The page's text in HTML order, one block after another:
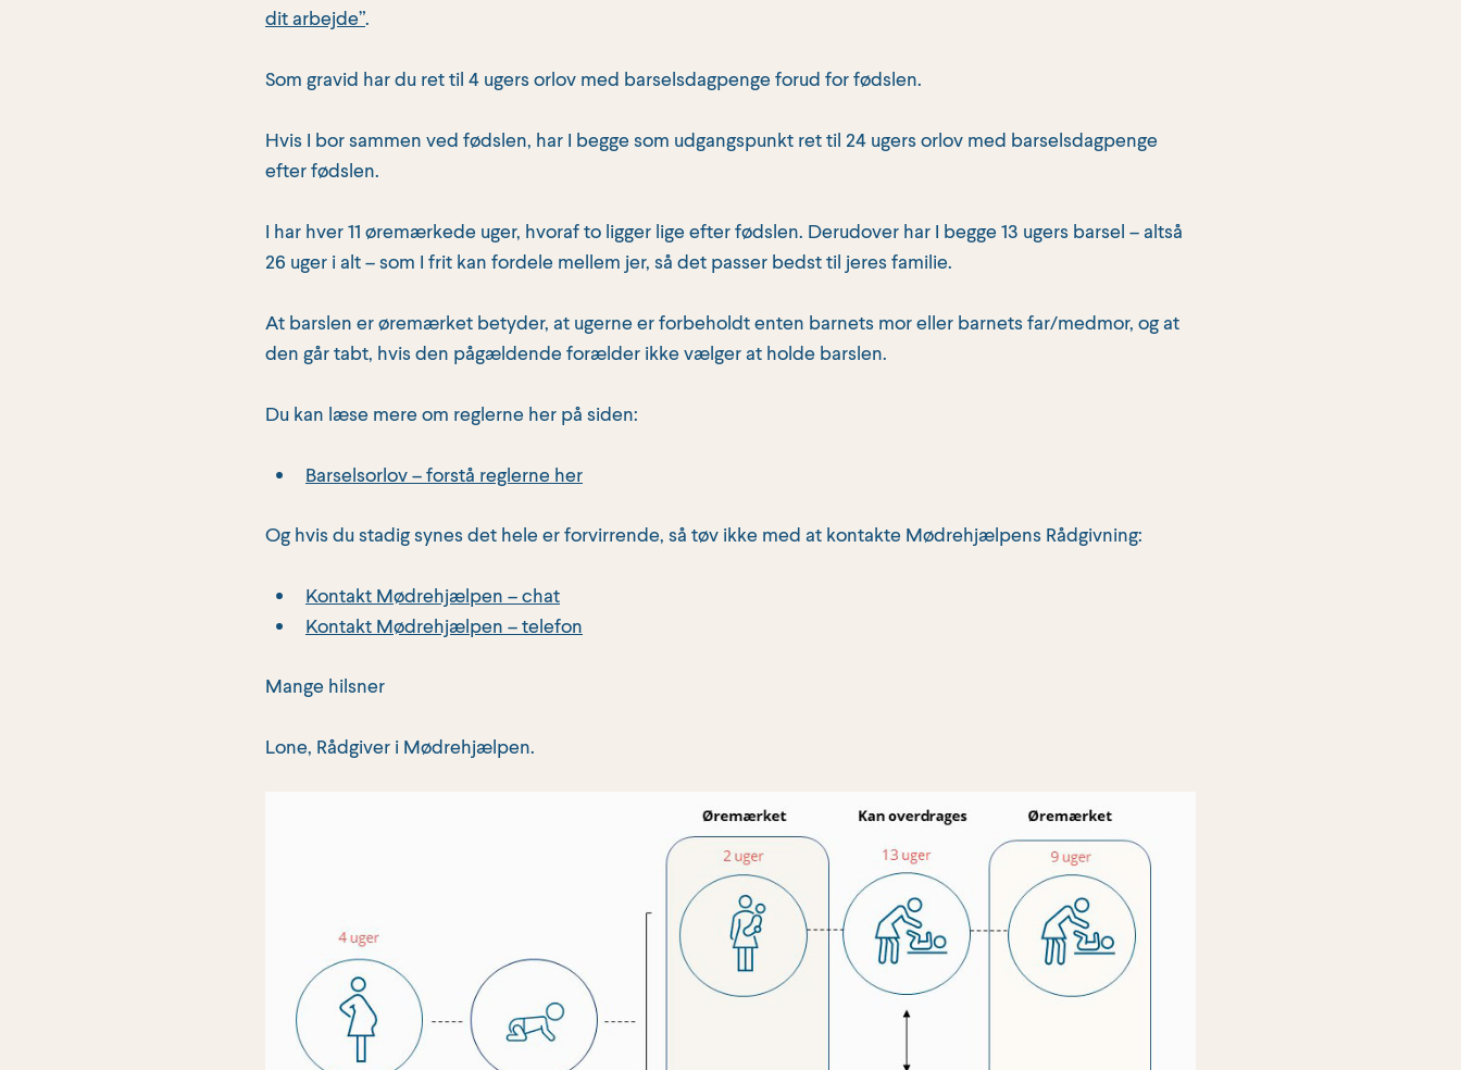
dit arbejde”.
Som gravid har du ret til 4 ugers orlov med barselsdagpenge forud for fødslen.
Hvis I bor sammen ved fødslen, har I begge som udgangspunkt ret til 24 ugers orlov med barselsdagpenge
efter fødslen.
I har hver 11 øremærkede uger, hvoraf to ligger lige efter fødslen. Derudover har I begge 13 ugers barsel – altså
26 uger i alt – som I frit kan fordele mellem jer, så det passer bedst til jeres familie.
At barslen er øremærket betyder, at ugerne er forbeholdt enten barnets mor eller barnets far/medmor, og at
den går tabt, hvis den pågældende forælder ikke vælger at holde barslen.
Du kan læse mere om reglerne her på siden:
Barselsorlov – forstå reglerne her
Og hvis du stadig synes det hele er forvirrende, så tøv ikke med at kontakte Mødrehjælpens Rådgivning:
Kontakt Mødrehjælpen – chat
Kontakt Mødrehjælpen – telefon
Mange hilsner
Lone, Rådgiver i Mødrehjælpen.